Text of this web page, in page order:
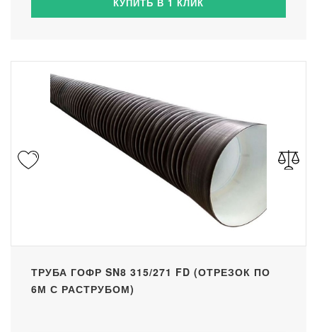
ТРУБА ГОФР SN8 315/271 FD (ОТРЕЗОК ПО
6М С РАСТРУБОМ)